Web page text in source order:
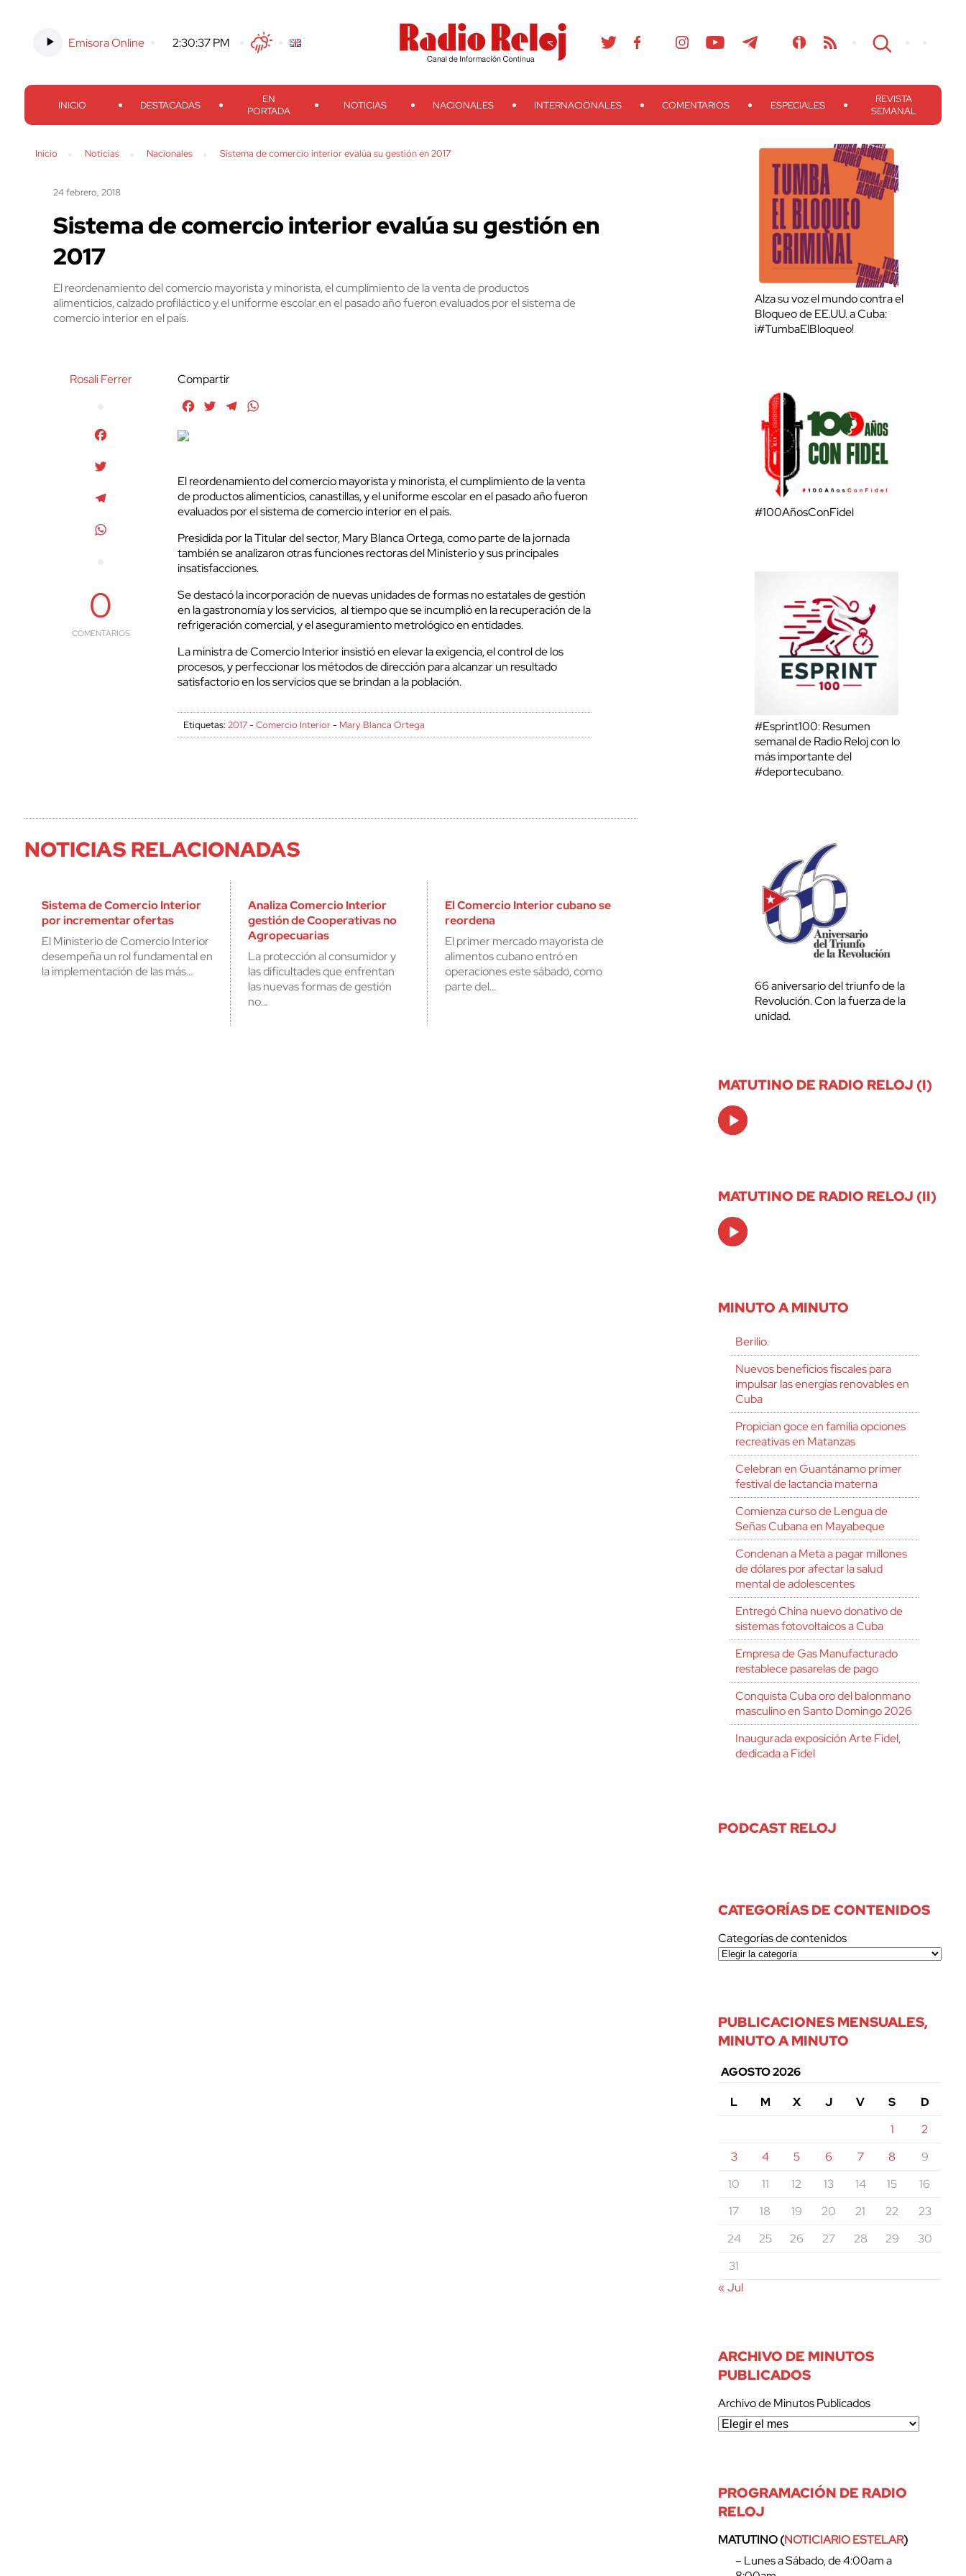
Emisora Online 2:30:38 PM TwitterFacebook
Threads
Instagram TelegramTeveo Ivoox RSS Search
INICIO DESTACADAS
EN
PORTADA
NOTICIAS NACIONALES INTERNACIONALES COMENTARIOS ESPECIALES
REVISTA
SEMANAL
Inicio Noticias Nacionales Sistema de comercio interior evalúa su gestión en 2017
24 febrero, 2018
Sistema de comercio interior evalúa su gestión en
2017
El reordenamiento del comercio mayorista y minorista, el cumplimiento de la venta de productos
alimenticios, calzado profiláctico y el uniforme escolar en el pasado año fueron evaluados por el sistema de
comercio interior en el país.
Rosali Ferrer
0
COMENTARIOS
Compartir
FacebookTwitterTelegram
El reordenamiento del comercio mayorista y minorista, el cumplimiento de la venta
de productos alimenticios, canastillas, y el uniforme escolar en el pasado año fueron
evaluados por el sistema de comercio interior en el país.
Presidida por la Titular del sector, Mary Blanca Ortega, como parte de la jornada
también se analizaron otras funciones rectoras del Ministerio y sus principales
insatisfacciones.
Se destacó la incorporación de nuevas unidades de formas no estatales de gestión
en la gastronomía y los servicios, al tiempo que se incumplió en la recuperación de la
refrigeración comercial, y el aseguramiento metrológico en entidades.
La ministra de Comercio Interior insistió en elevar la exigencia, el control de los
procesos, y perfeccionar los métodos de dirección para alcanzar un resultado
satisfactorio en los servicios que se brindan a la población.
Etiquetas:2017-Comercio Interior- Mary Blanca Ortega
NOTICIAS RELACIONADAS
Sistema de Comercio Interior
por incrementar ofertas
El Ministerio de Comercio Interior
desempeña un rol fundamental en
la implementación de las más…
Analiza Comercio Interior
gestión de Cooperativas no
Agropecuarias
La protección al consumidor y
las dificultades que enfrentan
las nuevas formas de gestión
no…
El Comercio Interior cubano se
reordena
El primer mercado mayorista de
alimentos cubano entró en
operaciones este sábado, como
parte del…
Alza su voz el mundo contra el
Bloqueo de EE.UU. a Cuba:
¡#TumbaElBloqueo!
#100AñosConFidel
#Esprint100: Resumen
semanal de Radio Reloj con lo
más importante del
#deportecubano.
66 aniversario del triunfo de la
Revolución. Con la fuerza de la
unidad.
MATUTINO DE RADIO RELOJ (I)
Audio
Player
MATUTINO DE RADIO RELOJ (II)
Audio
Player
MINUTO A MINUTO
Berilio.
Nuevos beneficios fiscales para
impulsar las energías renovables en
Cuba
Propician goce en familia opciones
recreativas en Matanzas
Celebran en Guantánamo primer
festival de lactancia materna
Comienza curso de Lengua de
Señas Cubana en Mayabeque
Condenan a Meta a pagar millones
de dólares por afectar la salud
mental de adolescentes
Entregó China nuevo donativo de
sistemas fotovoltaicos a Cuba
Empresa de Gas Manufacturado
restablece pasarelas de pago
Conquista Cuba oro del balonmano
masculino en Santo Domingo 2026
Inaugurada exposición Arte Fidel,
dedicada a Fidel
PODCAST RELOJ
CATEGORÍAS DE CONTENIDOS
Categorías de contenidos
PUBLICACIONES MENSUALES,
MINUTO A MINUTO
AGOSTO 2026
L
M X J V S
D
1
2
3
4 5 6 7 8
9
10
11 12 13 14 15
16
17
18 19 20 21 22
23
24
25 26 27 28 29
30
31
« Jul
ARCHIVO DE MINUTOS
PUBLICADOS
Archivo de Minutos Publicados
PROGRAMACIÓN DE RADIO
RELOJ
MATUTINO (NOTICIARIO ESTELAR)
– Lunes a Sábado, de 4:00am a